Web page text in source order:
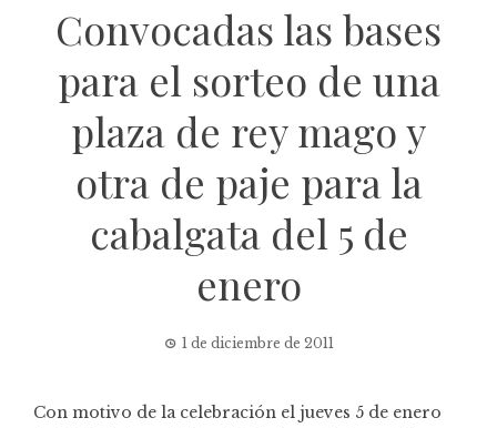
Convocadas las bases
para el sorteo de una
plaza de rey mago y
otra de paje para la
cabalgata del 5 de
enero
1 de diciembre de 2011
Con motivo de la celebración el jueves 5 de enero